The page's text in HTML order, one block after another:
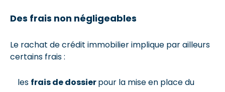
Des frais non négligeables
Le rachat de crédit immobilier implique par ailleurs
certains frais :
les frais de dossierpour la mise en place du